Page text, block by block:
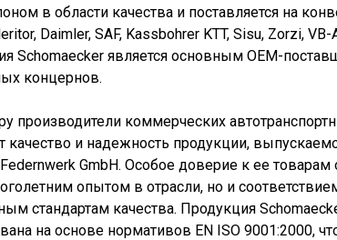
в области качества и поставляется на
Daimler, SAF, Kassbohrer KTT, Sisu, Zorzi,
Schomaecker является основным ОЕМ-
концернов.
производители коммерческих
качество и надежность продукции,
GmbH. Особое доверие к ее товарам
опытом в отрасли, но и
стандартам качества. Продукция
на основе нормативов EN ISO 9001:2000,